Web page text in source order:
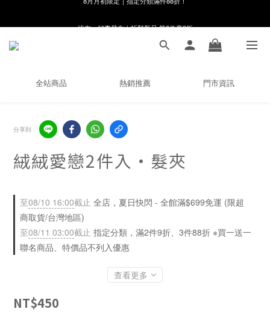
🌸新會員限定🌸註冊送$100購物金
全站商品 熱銷推薦 門市資訊
分享到
絨絨愛戀2件入・髮夾
至08/10 16:00截止 全店，夏日快閃 - 全館滿$699免運 (限超
商取貨/台灣地區)
至08/11 03:00截止 指定分類，滿2件9折、3件88折 ※買一送一
聯名商品、特價品不列入優惠
查看更多
NT$450